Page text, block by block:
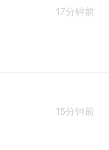
17分钟前
15分钟前